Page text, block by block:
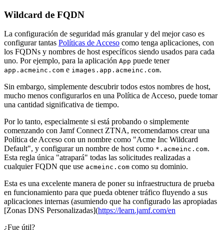
Wildcard de FQDN
La configuración de seguridad más granular y del mejor caso es
configurar tantas Políticas de Acceso como tenga aplicaciones, con
los FQDNs y nombres de host específicos siendo usados para cada
uno. Por ejemplo, para la aplicación App puede tener
app.acmeinc.com e images.app.acmeinc.com.
Sin embargo, simplemente descubrir todos estos nombres de host,
mucho menos configurarlos en una Política de Acceso, puede tomar
una cantidad significativa de tiempo.
Por lo tanto, especialmente si está probando o simplemente
comenzando con Jamf Connect ZTNA, recomendamos crear una
Política de Acceso con un nombre como "Acme Inc Wildcard
Default", y configurar un nombre de host como *.acmeinc.com.
Esta regla única "atrapará" todas las solicitudes realizadas a
cualquier FQDN que use acmeinc.com como su dominio.
Esta es una excelente manera de poner su infraestructura de prueba
en funcionamiento para que pueda obtener tráfico fluyendo a sus
aplicaciones internas (asumiendo que ha configurado las apropiadas
[Zonas DNS Personalizadas](https://learn.jamf.com/en
¿Fue útil?